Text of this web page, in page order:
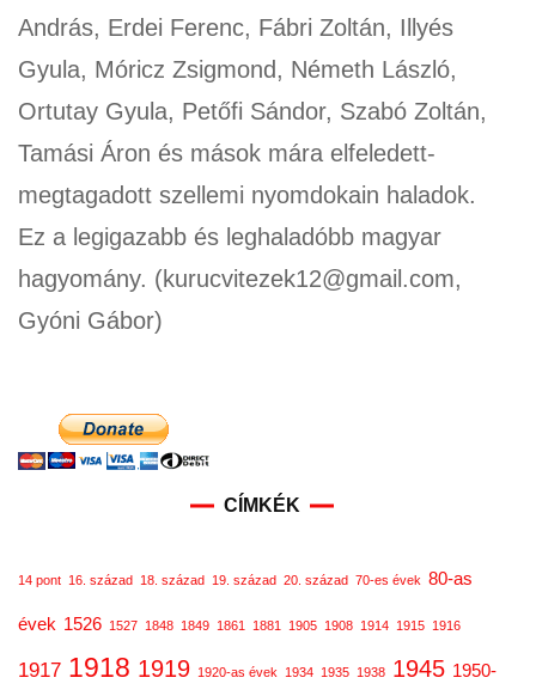
András, Erdei Ferenc, Fábri Zoltán, Illyés
Gyula, Móricz Zsigmond, Németh László,
Ortutay Gyula, Petőfi Sándor, Szabó Zoltán,
Tamási Áron és mások mára elfeledett-
megtagadott szellemi nyomdokain haladok.
Ez a legigazabb és leghaladóbb magyar
hagyomány. (kurucvitezek12@gmail.com,
Gyóni Gábor)
CÍMKÉK
14 pont 16. század 18. század 19. század 20. század 70-es évek 80-as
évek 1526 1527 1848 1849 1861 1881 1905 1908 1914 1915 1916
1917 1918 1919 1920-as évek 1934 1935 1938 1945 1950-